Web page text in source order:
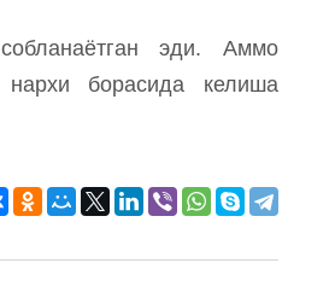
эди. Аммо
борасида келиша